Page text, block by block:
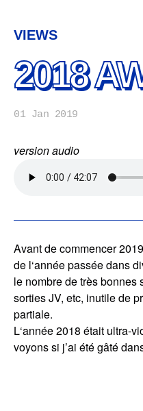
VIEWS
2018
01 Jan 2019
version audio
Avant de commencer
de l‘année passée dans
le nombre de très bonnes
sorties JV, etc, inutile de
partiale.
L‘année 2018 était ultra-
voyons si j’ai été gâté